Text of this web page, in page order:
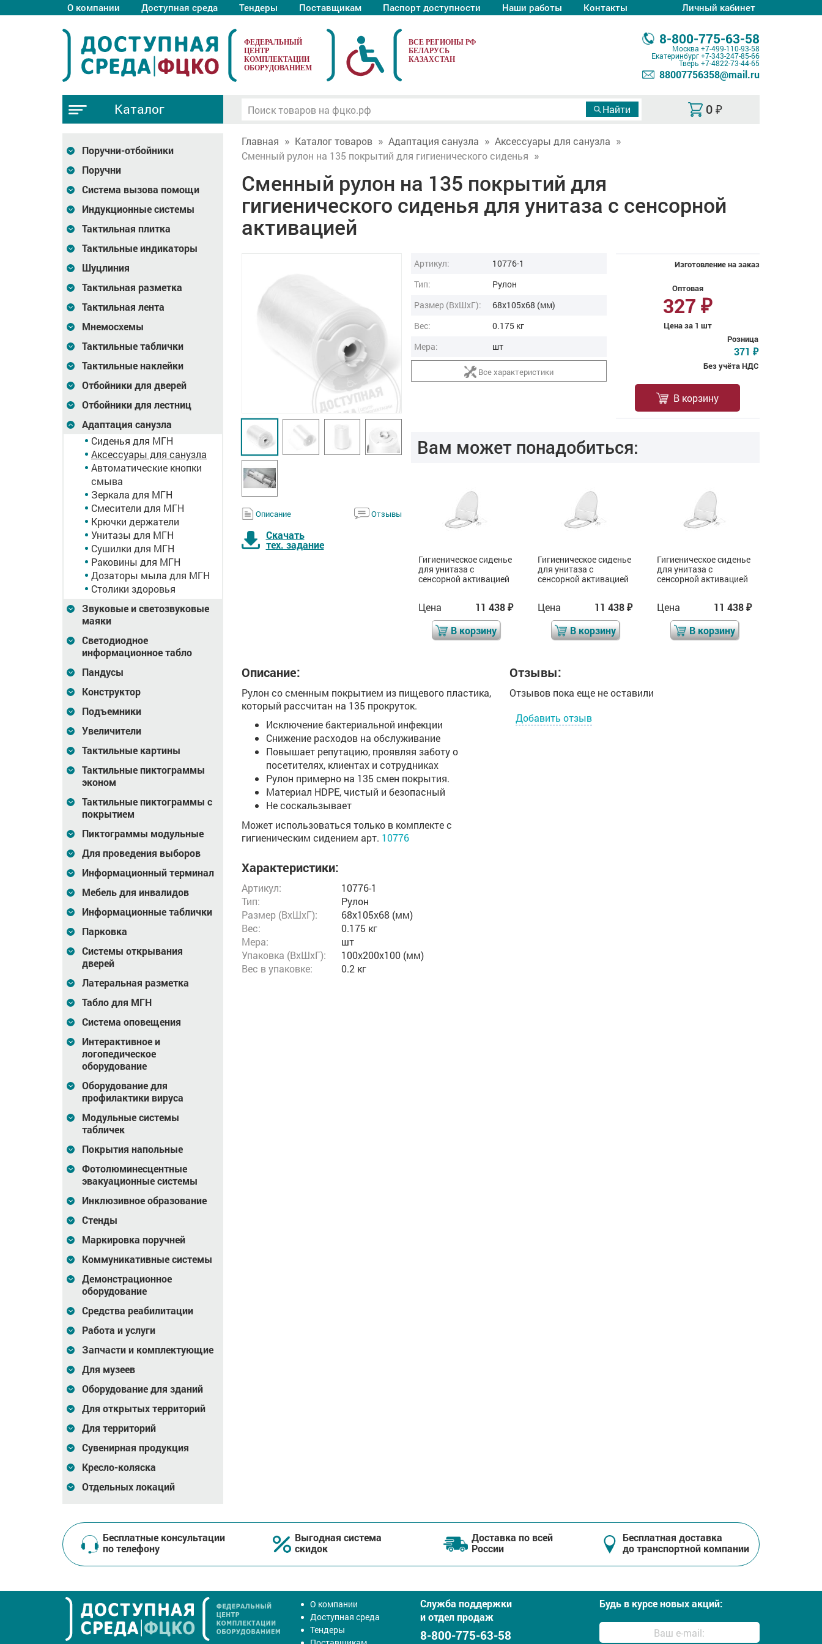
О компании Доступная среда Тендеры Поставщикам Паспорт доступности Наши работы Контакты Личный кабинет
ФЕДЕРАЛЬНЫЙ
ЦЕНТР
КОМПЛЕКТАЦИИ
ОБОРУДОВАНИЕМ
8-800-775-63-58
Москва +7-499-110-93-58
Екатеринбург+7-343-247-85-66
Тверь +7-4822-73-44-65
88007756358@mail.ru
0 ₽
Каталог
Поручни-отбойники
Поручни
Система вызова помощи
Индукционные системы
Тактильная плитка
Тактильные индикаторы
Шуцлиния
Тактильная разметка
Тактильная лента
Мнемосхемы
Тактильные таблички
Тактильные наклейки
Отбойники для дверей
Отбойники для лестниц
Адаптация санузла
Сиденья для МГН
Аксессуары для санузла
Автоматические кнопки
смыва
Зеркала для МГН
Смесители для МГН
Крючки держатели
Унитазы для МГН
Сушилки для МГН
Раковины для МГН
Дозаторы мыла для МГН
Столики здоровья
Звуковые и светозвуковые
маяки
Светодиодное
информационное табло
Пандусы
Конструктор
Подъемники
Увеличители
Тактильные картины
Тактильные пиктограммы
эконом
Тактильные пиктограммы с
покрытием
Пиктограммы модульные
Для проведения выборов
Информационный терминал
Мебель для инвалидов
Информационные таблички
Парковка
Системы открывания
дверей
Латеральная разметка
Табло для МГН
Система оповещения
Интерактивное и
логопедическое
оборудование
Оборудование для
профилактики вируса
Модульные системы
табличек
Покрытия напольные
Фотолюминесцентные
эвакуационные системы
Инклюзивное образование
Стенды
Маркировка поручней
Коммуникативные системы
Демонстрационное
оборудование
Средства реабилитации
Работа и услуги
Запчасти и комплектующие
Для музеев
Оборудование для зданий
Для открытых территорий
Для территорий
Сувенирная продукция
Кресло-коляска
Отдельных локаций
Главная Каталог товаров Адаптация санузла
Аксессуары для санузла
Сменный рулон на 135 покрытий для гигиенического сиденья
Сменный рулон на 135 покрытий для
гигиенического сиденья для унитаза с сенсорной
активацией
Описание Отзывы
Скачать
тех. задание
Изготовление на заказ
Оптовая
327 ₽
Цена за 1 шт
Розница
371 ₽
Без учёта НДС
В корзину
Артикул:
10776-1
Тип:
Рулон
Размер (ВxШxГ):
68x105x68 (мм)
Вес:
0.175 кг
Мера:
шт
Все характеристики
Вам может понадобиться:
Гигиеническое сиденье
для унитаза с
сенсорной активацией
Цена 11 438₽
для унитаза с
сенсорной активацией
Цена
Гигиеническое сиденье
для унитаза с
сенсорной активацией
Цена 11 438₽
В корзину
Гигиеническое сиденье
для унитаза с
сенсорной активацией
Цена 11 438₽
В корзину
Гигиеническое сиденье
для унитаза с
сенсорной активацией
Цена 11 438₽
В корзину
Описание:
Рулон со сменным покрытием из пищевого пластика,
который рассчитан на 135 прокруток.
Исключение бактериальной инфекции
Снижение расходов на обслуживание
Повышает репутацию, проявляя заботу о
посетителях, клиентах и сотрудниках
Рулон примерно на 135 смен покрытия.
Материал HDPE, чистый и безопасный
Не соскальзывает
Может использоваться только в комплекте с
гигиеническим сидением арт. 10776
Характеристики:
Артикул:
10776-1
Тип:
Рулон
Размер (ВxШxГ):
68x105x68 (мм)
Вес:
0.175 кг
Мера:
шт
Упаковка (ВхШхГ):
100x200x100 (мм)
Вес в упаковке:
0.2 кг
Отзывы:
Отзывов пока еще не оставили
Добавить отзыв
Бесплатные консультации
по телефону
Выгодная система
скидок
Доставка по всей
России
Бесплатная доставка
до транспортной компании
О компании
Доступная среда
Тендеры
Служба поддержки
и отдел продаж
8-800-775-63-58
Будь в курсе новых акций: